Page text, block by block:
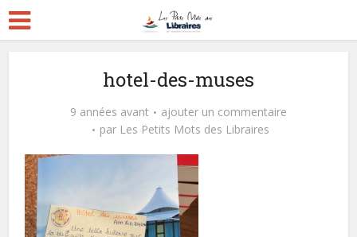
hotel-des-muses
9 années avant
ajouter un commentaire
par Les Petits Mots des Libraires